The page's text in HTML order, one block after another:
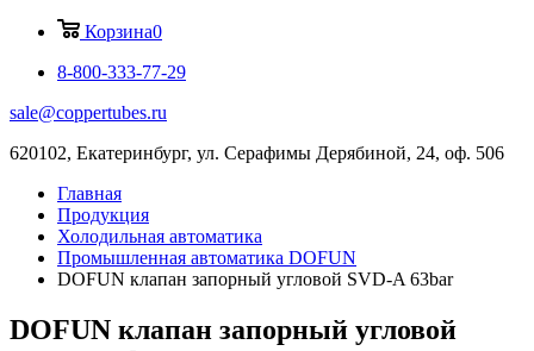
Корзина0
8-800-333-77-29
sale@coppertubes.ru
620102, Екатеринбург, ул. Серафимы Дерябиной, 24, оф. 506
Главная
Продукция
Холодильная автоматика
Промышленная автоматика DOFUN
DOFUN клапан запорный угловой SVD-A 63bar
DOFUN клапан запорный угловой